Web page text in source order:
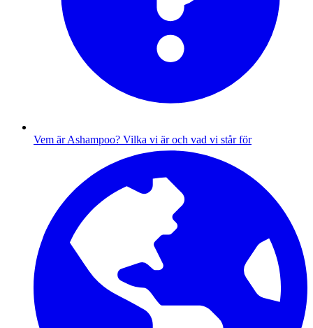
Vem är Ashampoo? Vilka vi är och vad vi står för